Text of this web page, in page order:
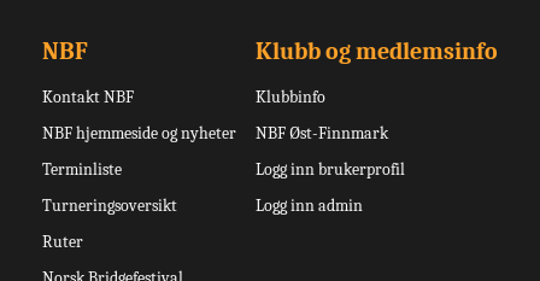
NBF
Kontakt NBF
NBF hjemmeside og nyheter
Terminliste
Turneringsoversikt
Ruter
Klubb og medlemsinfo
Klubbinfo
NBF Øst-Finnmark
Logg inn brukerprofil
Logg inn admin